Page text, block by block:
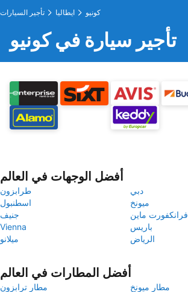
تأجير السيارات ايطاليا كونيو
تأجير سيارة في كونيو
أفضل الوجهات في العالم
طرابزون
دبي
اسطنبول
ميونخ
جنيف
فرانكفورت ماين
Vienna
باريس
ميلانو
الرياض
أفضل المطارات في العالم
مطار ترابزون
مطار ميونخ